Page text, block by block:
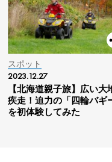
スポット
2023.12.27
【北海道親子旅】広い大
疾走！迫力の「四輪バギ
を初体験してみた